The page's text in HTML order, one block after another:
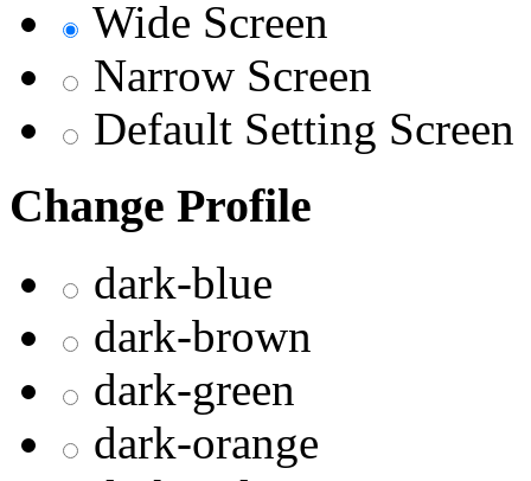
Wide Screen
Narrow Screen
Default Setting Screen
Change Profile
dark-blue
dark-brown
dark-green
dark-orange